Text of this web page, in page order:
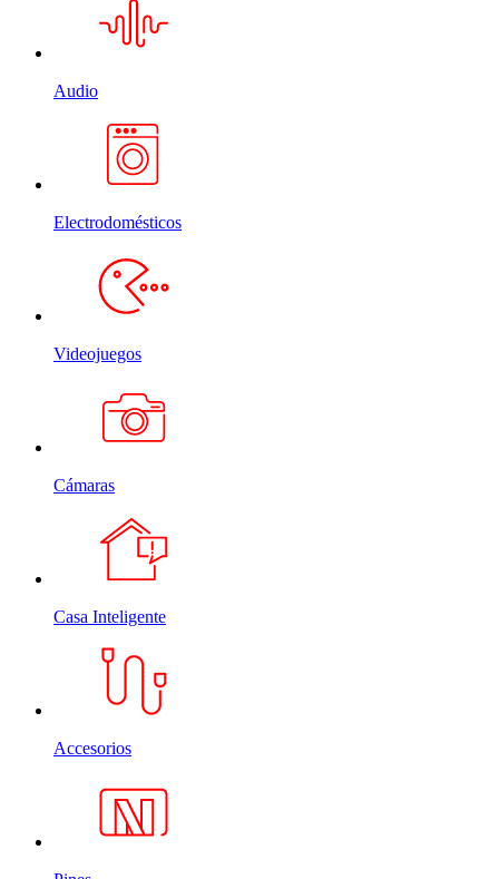
Audio
Electrodomésticos
Videojuegos
Cámaras
Casa Inteligente
Accesorios